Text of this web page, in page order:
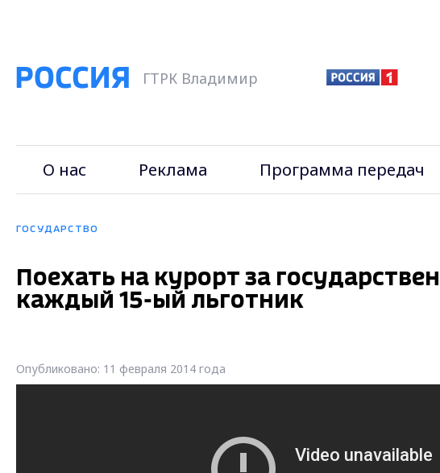
ГТРК Владимир
О нас Реклама Программа передач
ГОСУДАРСТВО
Поехать на курорт за
каждый 15-ый льготник
Опубликовано: 11 февраля 2014 года